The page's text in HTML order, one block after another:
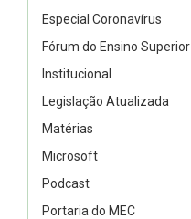
Especial Coronavírus
Fórum do Ensino Superior
Institucional
Legislação Atualizada
Matérias
Microsoft
Podcast
Portaria do MEC